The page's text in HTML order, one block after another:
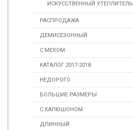
ИСКУССТВЕННЫЙ УТЕПЛИТЕЛЬ
РАСПРОДАЖА
ДЕМИСЕЗОННЫЙ
С МЕХОМ
КАТАЛОГ 2017-2018
НЕДОРОГО
БОЛЬШИЕ РАЗМЕРЫ
С КАПЮШОНОМ
ДЛИННЫЙ